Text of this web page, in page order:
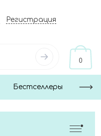
Регистрация
0
Бестселлеры